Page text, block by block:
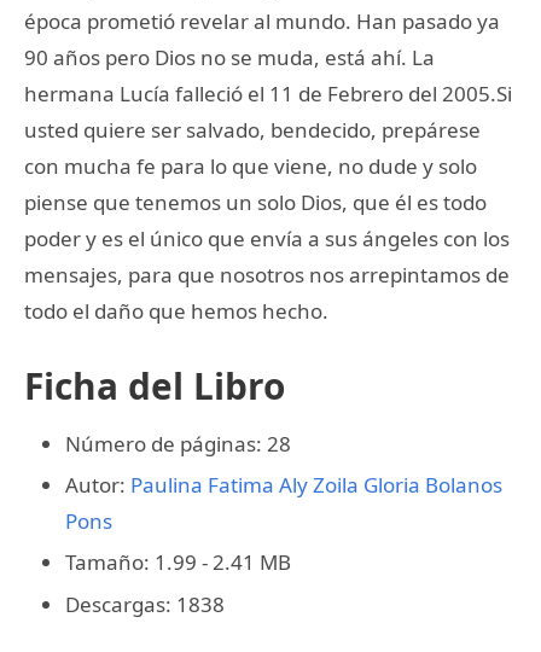
época prometió revelar al mundo. Han pasado ya
90 años pero Dios no se muda, está ahí. La
hermana Lucía falleció el 11 de Febrero del 2005.Si
usted quiere ser salvado, bendecido, prepárese
con mucha fe para lo que viene, no dude y solo
piense que tenemos un solo Dios, que él es todo
poder y es el único que envía a sus ángeles con los
mensajes, para que nosotros nos arrepintamos de
todo el daño que hemos hecho.
Ficha del Libro
Número de páginas: 28
Autor: Paulina Fatima AlyZoila Gloria Bolanos
Pons
Tamaño: 1.99 - 2.41 MB
Descargas: 1838